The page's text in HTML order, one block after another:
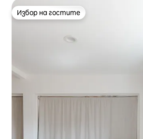
Избор на гостите
Избор на гостите